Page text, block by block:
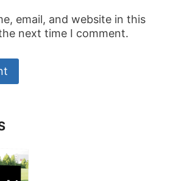
email, and website in this
next time I comment.